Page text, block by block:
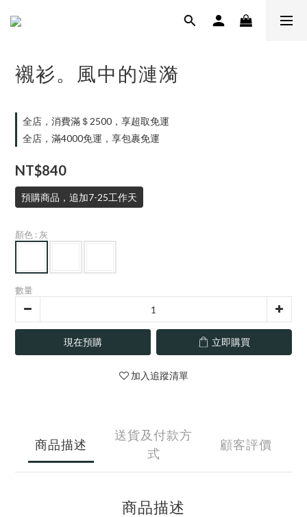
襯衫。風中的漣漪
全店，消費滿＄2500，享超取免運
全店，滿4000免運，享包裹免運
NT$840
預購商品，追加7-25工作天
顏色 : 灰
數量
現在預購 立即購買
加入追蹤清單
商品描述
送貨及付款方
式
顧客評價
商品描述